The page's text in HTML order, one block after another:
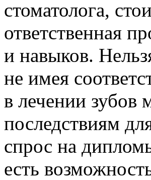
стоматолога,
ответственная
и навыков.
не имея
в лечении зубов
последствиям
спрос на
есть